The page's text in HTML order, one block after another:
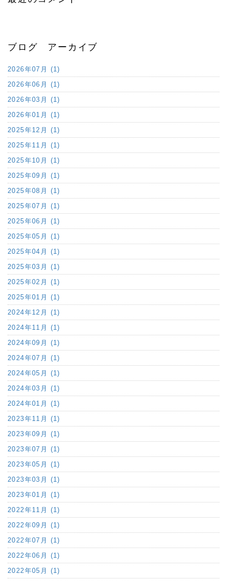
ブログ アーカイブ
2026年07月 (1)
2026年06月 (1)
2026年03月 (1)
2026年01月 (1)
2025年12月 (1)
2025年11月 (1)
2025年10月 (1)
2025年09月 (1)
2025年08月 (1)
2025年07月 (1)
2025年06月 (1)
2025年05月 (1)
2025年04月 (1)
2025年03月 (1)
2025年02月 (1)
2025年01月 (1)
2024年12月 (1)
2024年11月 (1)
2024年09月 (1)
2024年07月 (1)
2024年05月 (1)
2024年03月 (1)
2024年01月 (1)
2023年11月 (1)
2023年09月 (1)
2023年07月 (1)
2023年05月 (1)
2023年03月 (1)
2023年01月 (1)
2022年11月 (1)
2022年09月 (1)
2022年07月 (1)
2022年06月 (1)
2022年05月 (1)